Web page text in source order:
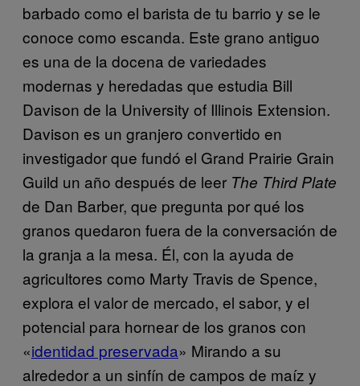
barbado como el barista de tu barrio y se le
conoce como escanda. Este grano antiguo
es una de la docena de variedades
modernas y heredadas que estudia Bill
Davison de la University of Illinois Extension.
Davison es un granjero convertido en
investigador que fundó el Grand Prairie Grain
Guild un año después de leer The Third Plate
de Dan Barber, que pregunta por qué los
granos quedaron fuera de la conversación de
la granja a la mesa. Él, con la ayuda de
agricultores como Marty Travis de Spence,
explora el valor de mercado, el sabor, y el
potencial para hornear de los granos con
«identidad preservada» Mirando a su
alrededor a un sinfín de campos de maíz y